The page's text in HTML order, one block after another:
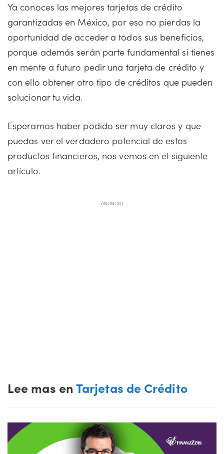
Ya conoces las mejores tarjetas de crédito
garantizadas en México, por eso no pierdas la
oportunidad de acceder a todos sus beneficios,
porque además serán parte fundamental si tienes
en mente a futuro pedir una tarjeta de crédito y
con ello obtener otro tipo de créditos que pueden
solucionar tu vida.
Esperamos haber podido ser muy claros y que
puedas ver el verdadero potencial de estos
productos financieros, nos vemos en el siguiente
artículo.
ANUNCIO
Lee mas en Tarjetas de Crédito